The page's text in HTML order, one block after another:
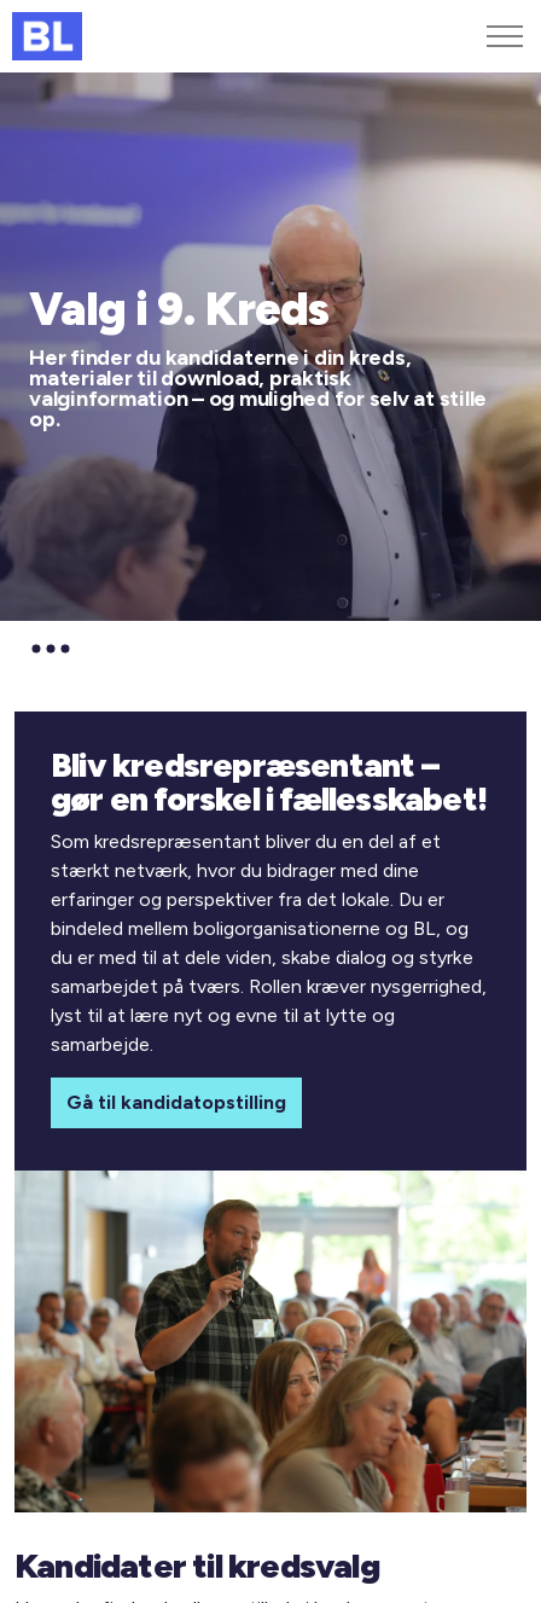
Genveje
Kurser og arrangementer
Jobportalen
Valg i 9. Kreds
Her finder du kandidaterne i din kreds,
materialer til download, praktisk
valginformation – og mulighed for selv at stille
op.
Bliv kredsrepræsentant –
gør en forskel i fællesskabet!
Som kredsrepræsentant bliver du en del af et
stærkt netværk, hvor du bidrager med dine
erfaringer og perspektiver fra det lokale. Du er
bindeled mellem boligorganisationerne og BL, og
du er med til at dele viden, skabe dialog og styrke
samarbejdet på tværs. Rollen kræver nysgerrighed,
lyst til at lære nyt og evne til at lytte og
samarbejde.
Gå til kandidatopstilling
Kandidater til kredsvalg